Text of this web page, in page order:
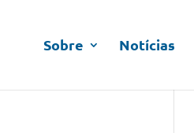
Sobre Notícias